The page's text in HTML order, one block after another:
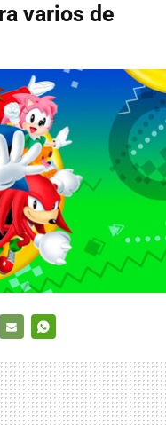
varios de
MAIL